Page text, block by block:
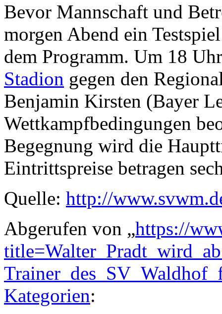
Bevor Mannschaft und
morgen Abend ein
dem Programm. Um 18
Stadion gegen den
Benjamin Kirsten (Bayer
Wettkampfbedingungen
Begegnung wird die
Eintrittspreise betragen
Quelle: http://
Abgerufen von „https://
Kategorien: